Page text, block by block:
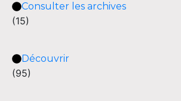
Consulter les archives
(15)
Découvrir
(95)